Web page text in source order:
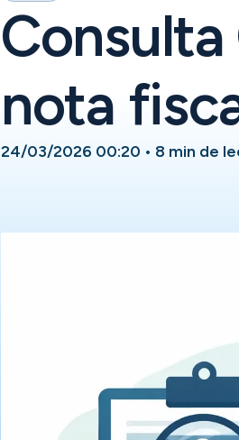
nota
24/03/2026 00:20 • 8 min de